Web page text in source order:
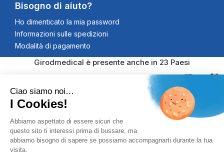
Bisogno di aiuto?
Ho dimenticato la mia password
Informazioni sulle spedizioni
Modalità di pagamento
Girodmedical è presente anche in 23 Paesi
© 2026 Girodmedical. Tutti i diritti riservati. Partita IVA
00344269998
Pagamento 100% Securizzato
Ciao siamo noi…
I Cookies!
Abbiamo aspettato di essere sicuri che
questo sito ti interessi prima di bussare, ma
abbiamo bisogno di sapere se possiamo accompagnarti durante la tua
visita.